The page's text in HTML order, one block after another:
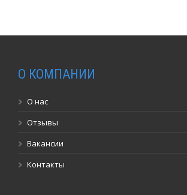
О КОМПАНИИ
О нас
Отзывы
Вакансии
Контакты